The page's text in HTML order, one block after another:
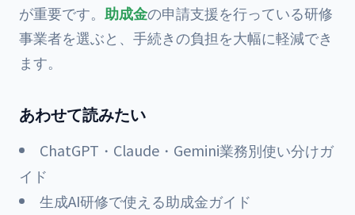
が重要です。 助成金の申請支援を行っている研修
事業者を選ぶと、手続きの負担を大幅に軽減でき
ます。
あわせて読みたい
ChatGPT・Claude・Gemini業務別使い分けガ
イド
生成AI研修で使える助成金ガイド